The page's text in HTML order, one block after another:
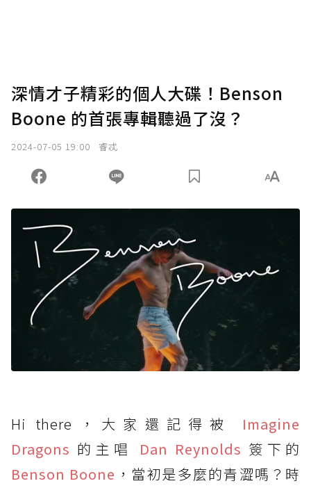
深情才子精彩的個人大碟！Benson
Boone 的首張專輯聽過了沒？
2024-07-05 19:00 睿忒
Hi there，大家還記得被 Imagine
Dragons 的主唱 Dan Reynolds 簽下的
Benson Boone ，當初是多麼的青澀嗎？時